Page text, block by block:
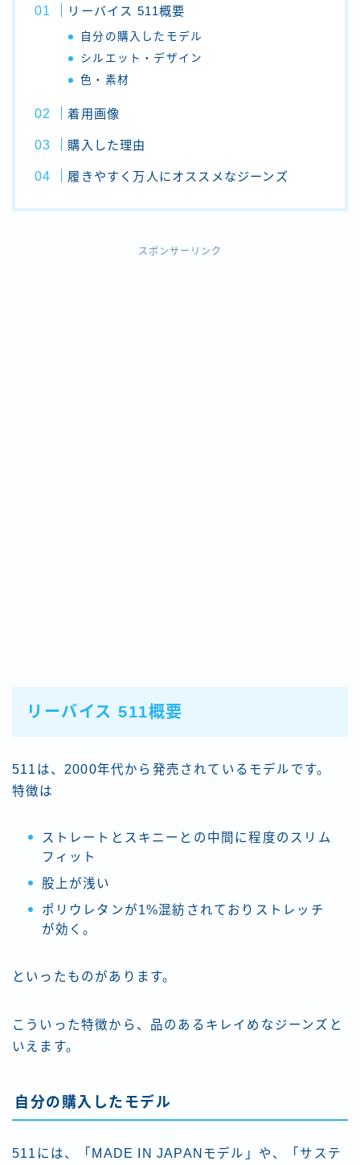
リーバイス 511概要
自分の購入したモデル
シルエット・デザイン
色・素材
着用画像
購入した理由
履きやすく万人にオススメなジーンズ
スポンサーリンク
リーバイス 511概要
511は、2000年代から発売されているモデルです。
特徴は
ストレートとスキニーとの中間に程度のスリム
フィット
股上が浅い
ポリウレタンが1%混紡されておりストレッチ
が効く。
といったものがあります。
こういった特徴から、品のあるキレイめなジーンズと
いえます。
自分の購入したモデル
511には、「MADE IN JAPANモデル」や、「サステ